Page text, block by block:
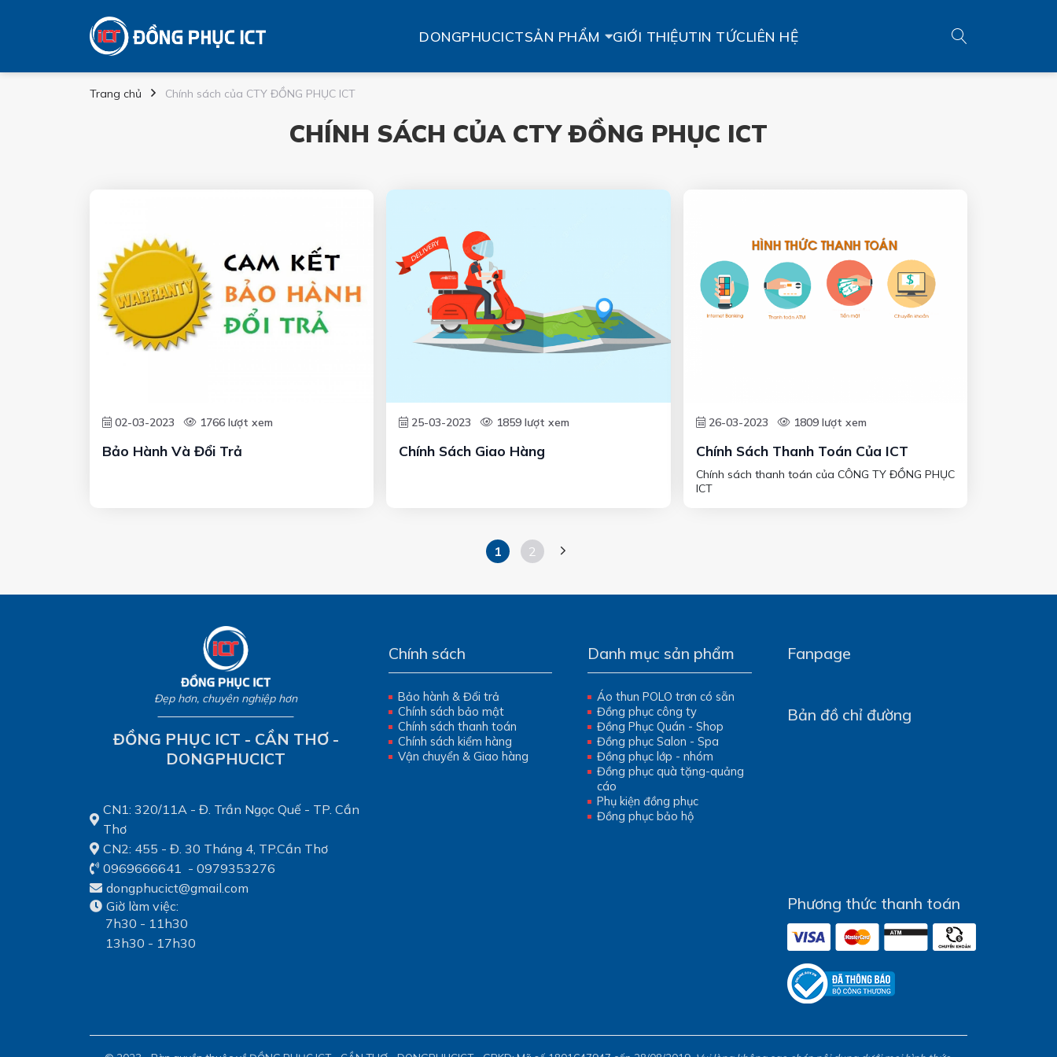
DONGPHUCICTSẢN PHẨM GIỚI THIỆUTIN TỨCLIÊN HỆ
Trang chủ Chính sách của CTY ĐỒNG PHỤC ICT
CHÍNH SÁCH CỦA CTY ĐỒNG PHỤC ICT
02-03-2023 1766 lượt xem
Bảo Hành Và Đổi Trả
25-03-2023 1859 lượt xem
Chính Sách Giao Hàng
26-03-2023 1809 lượt xem
Chính Sách Thanh Toán Của ICT
Chính sách thanh toán của CÔNG TY ĐỒNG PHỤC
ICT
1 2
Đẹp hơn, chuyên nghiệp hơn
ĐỒNG PHỤC ICT - CẦN THƠ -
DONGPHUCICT
CN1: 320/11A - Đ. Trần Ngọc Quế - TP. Cần
Thơ
CN2: 455 - Đ. 30 Tháng 4, TP.Cần Thơ
0969666641 - 0979353276
dongphucict@gmail.com
Giờ làm việc:
7h30 - 11h30
13h30 - 17h30
Chính sách
Bảo hành & Đổi trả
Chính sách bảo mật
Chính sách thanh toán
Chính sách kiểm hàng
Vận chuyển & Giao hàng
Danh mục sản phẩm
Áo thun POLO trơn có sẵn
Đồng phục công ty
Đồng Phục Quán - Shop
Đồng phục Salon - Spa
Đồng phục lớp - nhóm
Đồng phục quà tặng-quảng
cáo
Phụ kiện đồng phục
Đồng phục bảo hộ
Fanpage
Bản đồ chỉ đường
Phương thức thanh toán